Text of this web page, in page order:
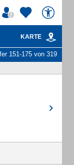
KARTE
151-175 von 319